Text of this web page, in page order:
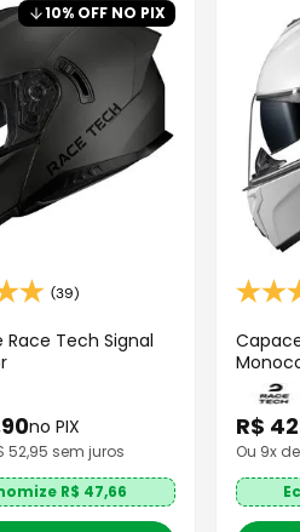
10% OFF NO PIX
(39)
Tech Signal
90no PIX
52,95 sem juros
R$ 47,66
R$
Ou 9x